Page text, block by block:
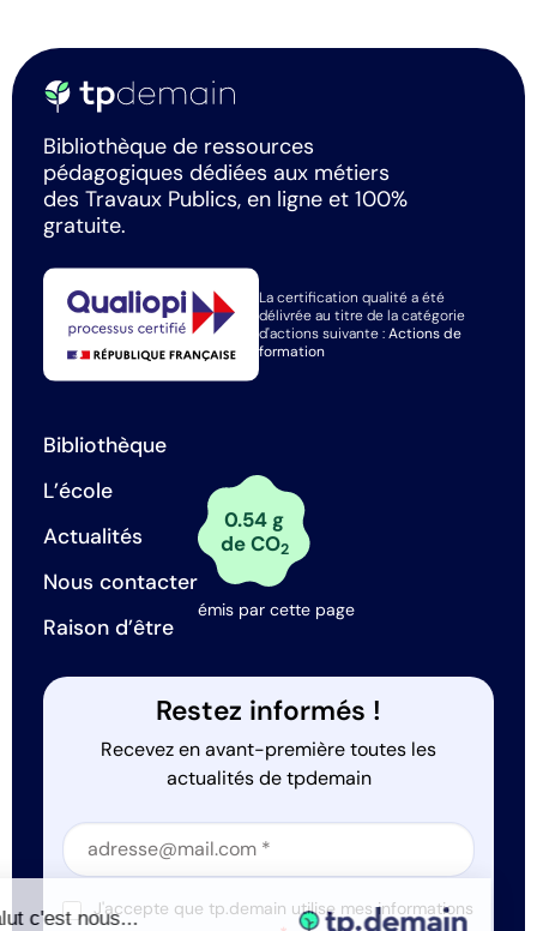
Bibliothèque de ressources
pédagogiques dédiées aux métiers
des Travaux Publics, en ligne et 100%
gratuite.
La certification qualité a été
délivrée au titre de la catégorie
d'actions suivante :Actions de
formation
Bibliothèque
L’école
Actualités
Nous contacter
Raison d’être
0.54 g
de CO2
émis par cette page
Restez informés !
Recevez en avant-première toutes les
actualités de tpdemain
Section
Section
J'accepte que tp.demain utilise mes informations
Salut c'est nous...